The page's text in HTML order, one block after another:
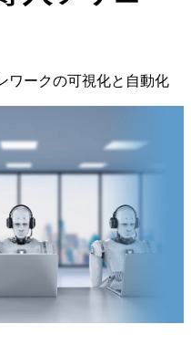
ワークの可視化と自動化